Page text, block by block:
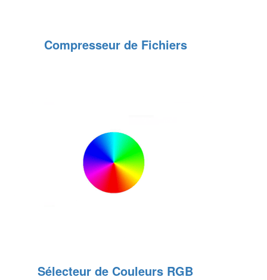
Compresseur de Fichiers
Sélecteur de Couleurs RGB